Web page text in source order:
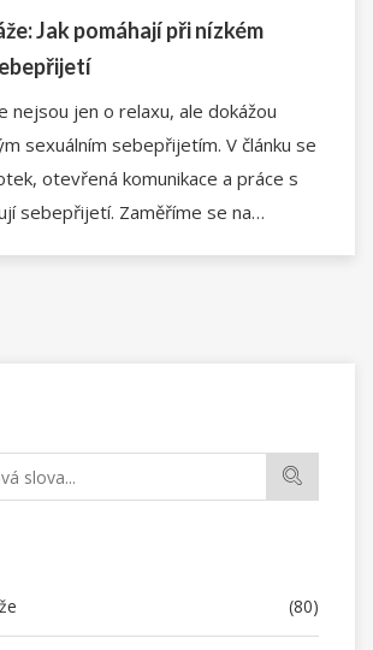
(80)
Jak pomáhají při nízkém
nejsou jen o relaxu, ale dokážou
sexuálním sebepřijetím. V článku se
otevřená komunikace a práce s
sebepřijetí. Zaměříme se na